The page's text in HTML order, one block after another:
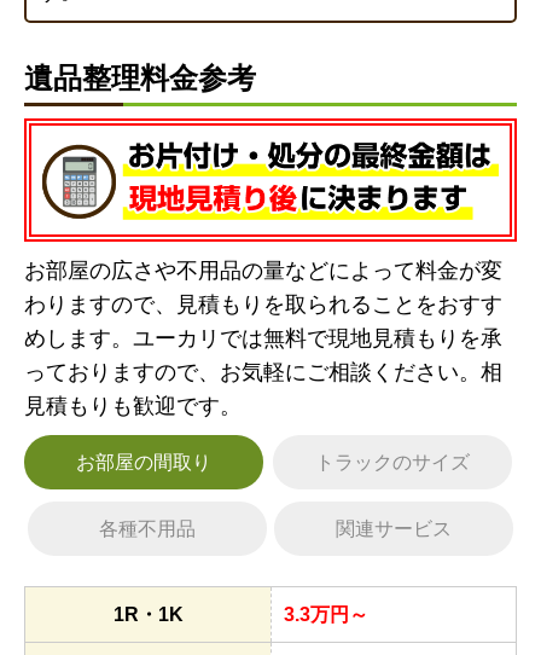
遺品整理料金参考
お部屋の広さや不用品の量などによって料金が変
わりますので、見積もりを取られることをおすす
めします。ユーカリでは無料で現地見積もりを承
っておりますので、お気軽にご相談ください。相
見積もりも歓迎です。
お部屋の間取り トラックのサイズ
各種不用品 関連サービス
1R・1K 3.3万円～